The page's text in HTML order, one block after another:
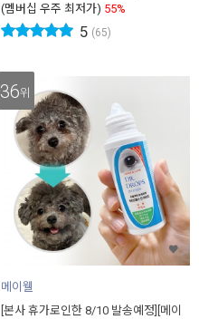
(멤버십 우주 최저가) 55%
5 (65)
36위
메이웰
[본사 휴가로인한 8/10 발송예정][메이